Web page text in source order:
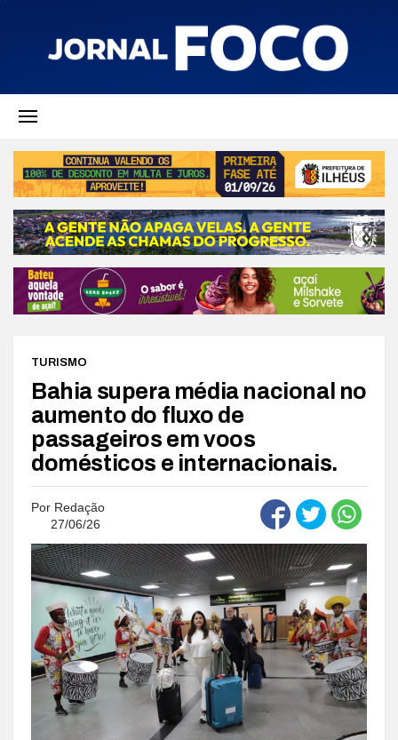
TURISMO
Bahia supera média nacional no
aumento do fluxo de
passageiros em voos
domésticos e internacionais.
Por Redação
27/06/26